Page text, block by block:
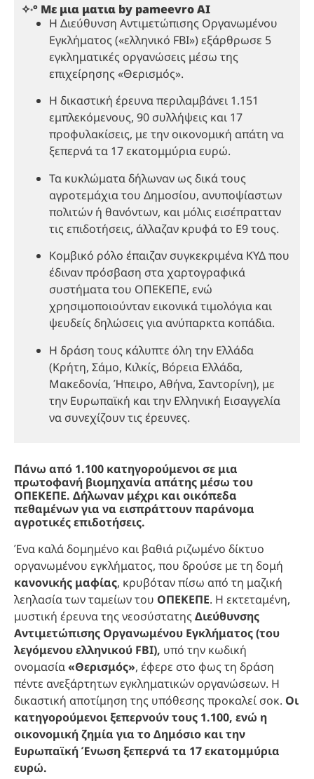
✧˖° Με μια ματια by pameevro AI
Η Διεύθυνση Αντιμετώπισης Οργανωμένου
Εγκλήματος («ελληνικό FBI») εξάρθρωσε 5
εγκληματικές οργανώσεις μέσω της
επιχείρησης «Θερισμός».
Η δικαστική έρευνα περιλαμβάνει 1.151
εμπλεκόμενους, 90 συλλήψεις και 17
προφυλακίσεις, με την οικονομική απάτη να
ξεπερνά τα 17 εκατομμύρια ευρώ.
Τα κυκλώματα δήλωναν ως δικά τους
αγροτεμάχια του Δημοσίου, ανυποψίαστων
πολιτών ή θανόντων, και μόλις εισέπρατταν
τις επιδοτήσεις, άλλαζαν κρυφά το Ε9 τους.
Κομβικό ρόλο έπαιζαν συγκεκριμένα ΚΥΔ που
έδιναν πρόσβαση στα χαρτογραφικά
συστήματα του ΟΠΕΚΕΠΕ, ενώ
χρησιμοποιούνταν εικονικά τιμολόγια και
ψευδείς δηλώσεις για ανύπαρκτα κοπάδια.
Η δράση τους κάλυπτε όλη την Ελλάδα
(Κρήτη, Σάμο, Κιλκίς, Βόρεια Ελλάδα,
Μακεδονία, Ήπειρο, Αθήνα, Σαντορίνη), με
την Ευρωπαϊκή και την Ελληνική Εισαγγελία
να συνεχίζουν τις έρευνες.
Πάνω από 1.100 κατηγορούμενοι σε μια
πρωτοφανή βιομηχανία απάτης μέσω του
ΟΠΕΚΕΠΕ. Δήλωναν μέχρι και οικόπεδα
πεθαμένων για να εισπράττουν παράνομα
αγροτικές επιδοτήσεις.
Ένα καλά δομημένο και βαθιά ριζωμένο δίκτυο
οργανωμένου εγκλήματος, που δρούσε με τη δομή
κανονικής μαφίας, κρυβόταν πίσω από τη μαζική
λεηλασία των ταμείων του ΟΠΕΚΕΠΕ. Η εκτεταμένη,
μυστική έρευνα της νεοσύστατης Διεύθυνσης
Αντιμετώπισης Οργανωμένου Εγκλήματος (του
λεγόμενου ελληνικού FBI), υπό την κωδική
ονομασία«Θερισμός», έφερε στο φως τη δράση
πέντε ανεξάρτητων εγκληματικών οργανώσεων. Η
δικαστική αποτίμηση της υπόθεσης προκαλεί σοκ. Οι
κατηγορούμενοι ξεπερνούν τους 1.100, ενώ η
οικονομική ζημία για το Δημόσιο και την
Ευρωπαϊκή Ένωση ξεπερνά τα 17 εκατομμύρια
ευρώ.